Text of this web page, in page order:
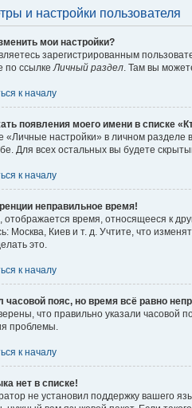
и настройки пользователя
мои настройки?
зарегистрированным
по ссылке Личный раздел . Там вы
к началу
появления моего имени в списке
«Личные настройки» в личном разделе
Для всех остальных вы будете
к началу
неправильное время!
время, относящееся к
Москва, Киев и т. д. Учтите, что
это.
к началу
часовой пояс, но время всё равно
что правильно указали часовой
проблемы.
к началу
нет в списке!
не установил поддержку вашего